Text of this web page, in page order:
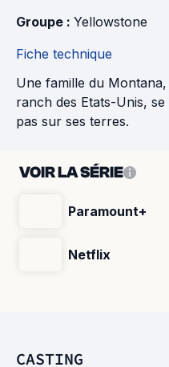
Groupe : Yellowstone
Fiche technique
Une famille du
ranch des Etats-Unis,
pas sur ses terres.
VOIR LA SÉRIE
Paramount+
Netflix
CASTING